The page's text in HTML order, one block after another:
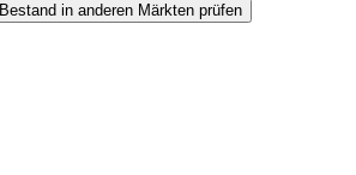
Bestand in anderen Märkten prüfen